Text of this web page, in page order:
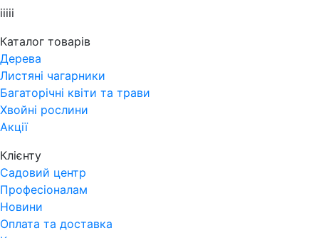
ііііі
Каталог товарів
Дерева
Листяні чагарники
Багаторічні квіти та трави
Хвойні рослини
Акції
Клієнту
Садовий центр
Професіоналам
Новини
Оплата та доставка